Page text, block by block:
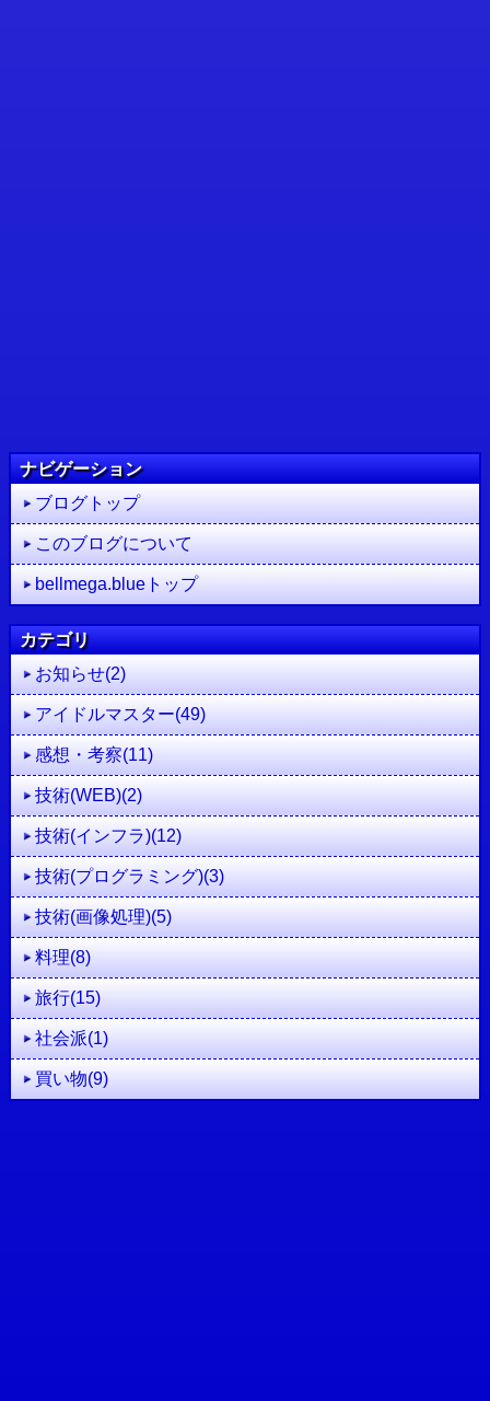
ナビゲーション
ブログトップ
このブログについて
bellmega.blueトップ
カテゴリ
お知らせ(2)
アイドルマスター(49)
感想・考察(11)
技術(WEB)(2)
技術(インフラ)(12)
技術(プログラミング)(3)
技術(画像処理)(5)
料理(8)
旅行(15)
社会派(1)
買い物(9)